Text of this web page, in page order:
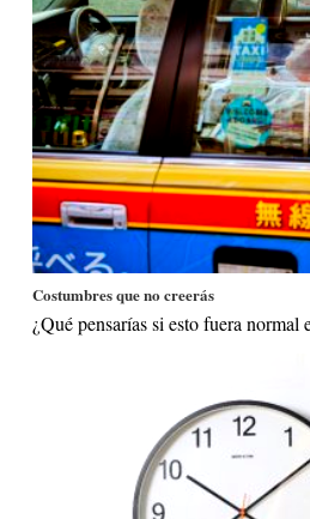
Costumbres que no creerás
¿Qué pensarías si esto fuera normal